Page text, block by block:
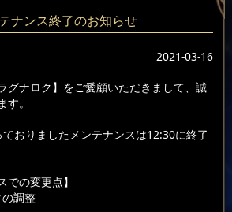
ナンス終了のお知らせ
2021-03-16
グナロク】をご愛顧いただきまして、誠
。
おりましたメンテナンスは12:30に終了
での変更点】
調整